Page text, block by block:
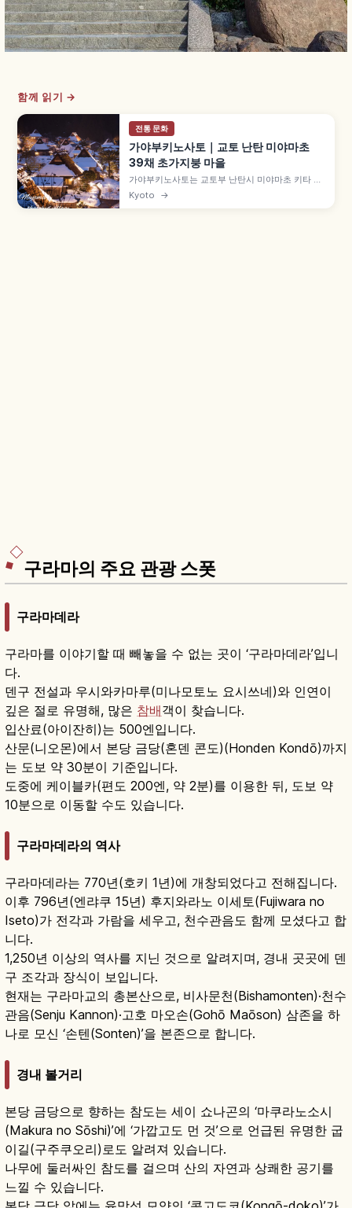
함께 읽기 →
전통 문화
가야부키노사토｜교토 난탄 미야마초
39채 초가지붕 마을
가야부키노사토는 교토부 난탄시 미야마초 키타 집
락에 자리한 초가지붕 마을로, 약 50채 중 39채가
초가지붕 민가입니다. 에도시대 중기 건물도 남은
Kyoto →
구라마의 주요 관광 스폿
구라마데라
구라마를 이야기할 때 빼놓을 수 없는 곳이 ‘구라마데라’입니
다.
덴구 전설과 우시와카마루(미나모토노 요시쓰네)와 인연이
깊은 절로 유명해, 많은 참배객이 찾습니다.
입산료(아이잔히)는 500엔입니다.
산문(니오몬)에서 본당 금당(혼덴 콘도)(Honden Kondō)까지
는 도보 약 30분이 기준입니다.
도중에 케이블카(편도 200엔, 약 2분)를 이용한 뒤, 도보 약
10분으로 이동할 수도 있습니다.
구라마데라의 역사
구라마데라는 770년(호키 1년)에 개창되었다고 전해집니다.
이후 796년(엔랴쿠 15년) 후지와라노 이세토(Fujiwara no
Iseto)가 전각과 가람을 세우고, 천수관음도 함께 모셨다고 합
니다.
1,250년 이상의 역사를 지닌 것으로 알려지며, 경내 곳곳에 덴
구 조각과 장식이 보입니다.
현재는 구라마교의 총본산으로, 비사문천(Bishamonten)·천수
관음(Senju Kannon)·고호 마오손(Gohō Maōson) 삼존을 하
나로 모신 ‘손텐(Sonten)’을 본존으로 합니다.
경내 볼거리
본당 금당으로 향하는 참도는 세이 쇼나곤의 ‘마쿠라노소시
(Makura no Sōshi)’에 ‘가깝고도 먼 것’으로 언급된 유명한 굽
이길(구주쿠오리)로도 알려져 있습니다.
나무에 둘러싸인 참도를 걸으며 산의 자연과 상쾌한 공기를
느낄 수 있습니다.